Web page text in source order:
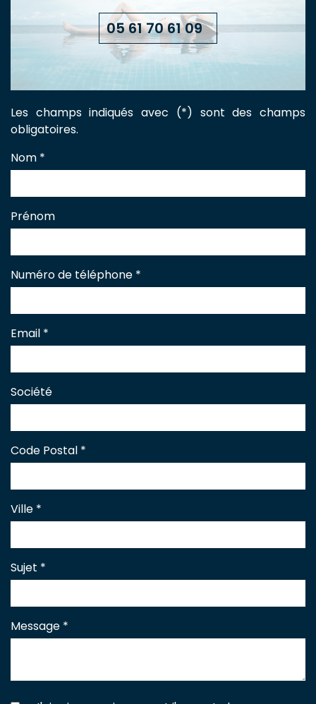
05 61 70 61 09
Les champs indiqués avec (*) sont des champs
obligatoires.
Nom *
Prénom
Numéro de téléphone *
Email *
Société
Code Postal *
Ville *
Sujet *
Message *